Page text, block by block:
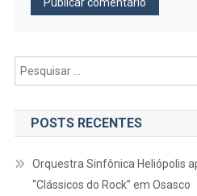
POSTS RECENTES
Orquestra Sinfônica Heliópolis
“Clássicos do Rock” em Osasco